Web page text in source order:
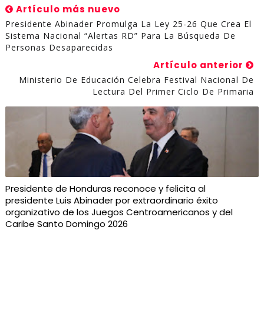
Artículo más nuevo
Presidente Abinader Promulga La Ley 25-26 Que Crea El
Sistema Nacional “Alertas RD” Para La Búsqueda De
Personas Desaparecidas
Artículo anterior
Ministerio De Educación Celebra Festival Nacional De
Lectura Del Primer Ciclo De Primaria
Presidente de Honduras reconoce y felicita al
presidente Luis Abinader por extraordinario éxito
organizativo de los Juegos Centroamericanos y del
Caribe Santo Domingo 2026